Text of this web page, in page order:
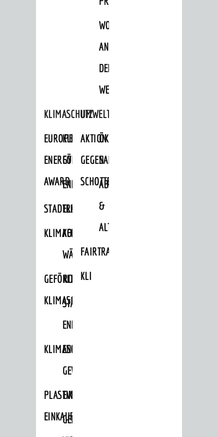
WOHNBEBAUUNG
AN
DER
WEINBERGSTRASSE
KLIMASCHUTZ
EUROPEAN
ENERGY
AWARD
KLIMASCHUTZ-
FÖRDERPROGRAMME
ENERGIEBERATUNG
STADTRADELN
ELEKTROMOBILITÄTSBERATUNG
KLIMAFITKOMMUNALE
WÄRMEPLANUNG
GEFÖRDERTE
KLIMASCHUTZMASSNAHMEN
KLIMASCHUTZKONZEPT
STÄDTISCHES
ENERGIEMANAGEMENT
KLIMASCHUTZKOMMISSION
ENERGIEKARAWANE
GEWERBE
PLASTIKTÜTENFREIE
EINKAUFSSTADT
EVENTS
GEMEINSAME
UMWELTSCHUTZ
AKTION
GEGEN
SCHOTTERGÄRTEN
ÖKOLOGISCHE
SANIERUNG/WAIDSEE
ABFALL
&
ALTLASTEN
FAIRTRADE
KLEIDERTAUSCHBÖRSE